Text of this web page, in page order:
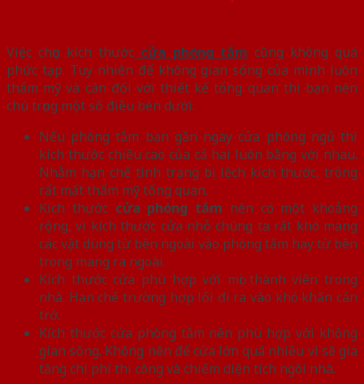
Việc chọn kích thước cửa phòng tắm cũng không quá
phức tạp. Tuy nhiên để không gian sống của mình luôn
thẩm mỹ và cân đối với thiết kế tổng quan thì bạn nên
chú trọng một số điều bên dưới:
Nếu phòng tắm bạn gần ngay cửa phòng ngủ thì
kích thước chiều cao của cả hai luôn bằng với nhau.
Nhằm hạn chế tình trạng bị lệch kích thước, trông
rất mất thẩm mỹ tổng quan.
Kích thước cửa phòng tắm nên có một khoảng
rộng, vì kích thước cửa nhỏ chúng ta rất khó mang
các vật dùng từ bên ngoài vào phòng tắm hay từ bên
trong mang ra ngoài.
Kích thước cửa phù hợp với mọi thành viên trong
nhà. Hạn chế trường hợp lối đi ra vào khó khăn cản
trở.
Kích thước cửa phòng tắm nên phù hợp với không
gian sống. Không nên để cửa lớn quá nhiều vì sẽ gia
tăng chi phí thi công và chiếm diện tích ngôi nhà.